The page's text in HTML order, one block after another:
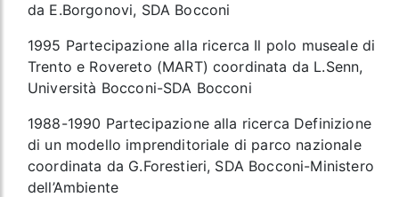
da E.Borgonovi, SDA Bocconi
1995 Partecipazione alla ricerca Il polo museale di
Trento e Rovereto (MART) coordinata da L.Senn,
Università Bocconi-SDA Bocconi
1988-1990 Partecipazione alla ricerca Definizione
di un modello imprenditoriale di parco nazionale
coordinata da G.Forestieri, SDA Bocconi-Ministero
dell’Ambiente